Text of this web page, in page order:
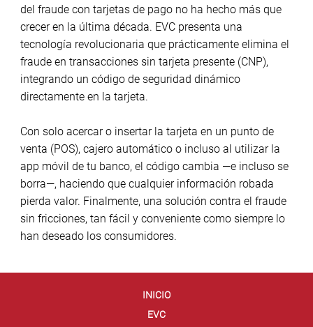
del fraude con tarjetas de pago no ha hecho más que
crecer en la última década. EVC presenta una
tecnología revolucionaria que prácticamente elimina el
fraude en transacciones sin tarjeta presente (CNP),
integrando un código de seguridad dinámico
directamente en la tarjeta.
Con solo acercar o insertar la tarjeta en un punto de
venta (POS), cajero automático o incluso al utilizar la
app móvil de tu banco, el código cambia —e incluso se
borra—, haciendo que cualquier información robada
pierda valor. Finalmente, una solución contra el fraude
sin fricciones, tan fácil y conveniente como siempre lo
han deseado los consumidores.
INICIO
EVC